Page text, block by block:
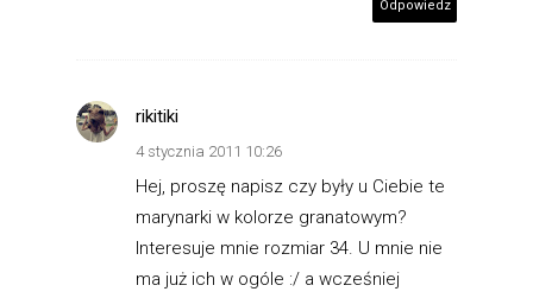
Odpowiedz
rikitiki
4 stycznia 2011 10:26
Hej, proszę napisz czy były u Ciebie te
marynarki w kolorze granatowym?
Interesuje mnie rozmiar 34. U mnie nie
ma już ich w ogóle :/ a wcześniej